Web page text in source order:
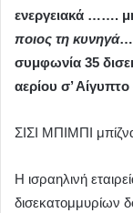
ενεργειακά …….
ποιος τη κυνηγά
συμφωνία 35
αερίου σ’
ΣΙΣΙ ΜΠΙΜΠΙ
Η ισραηλινή
δισεκατομμυρίων